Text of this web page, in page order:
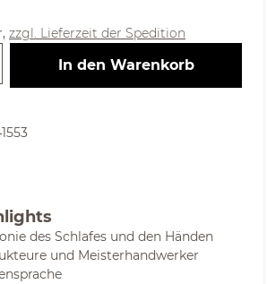
zzgl. Lieferzeit der Spedition
Gib den
In den Warenkorb
des Schlafes und den Händen
und Meisterhandwerker